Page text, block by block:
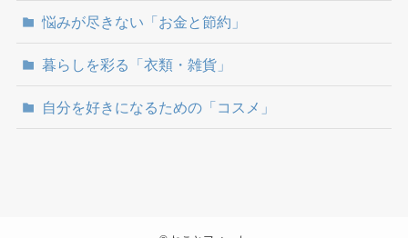
悩みが尽きない「お金と節約」
暮らしを彩る「衣類・雑貨」
自分を好きになるための「コスメ」